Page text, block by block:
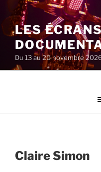
au
contenu
principal
LES
Du 13 au 20 novembre
Claire Simon